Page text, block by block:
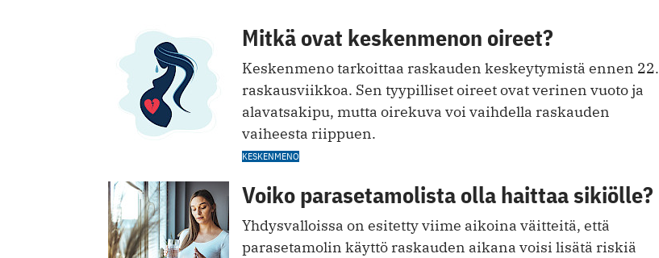
Mitkä ovat keskenmenon oireet?
Keskenmeno tarkoittaa raskauden keskeytymistä ennen 22.
raskausviikkoa. Sen tyypilliset oireet ovat verinen vuoto ja
alavatsakipu, mutta oirekuva voi vaihdella raskauden
vaiheesta riippuen.
KESKENMENO
Voiko parasetamolista olla haittaa sikiölle?
Yhdysvalloissa on esitetty viime aikoina väitteitä, että
parasetamolin käyttö raskauden aikana voisi lisätä riskiä